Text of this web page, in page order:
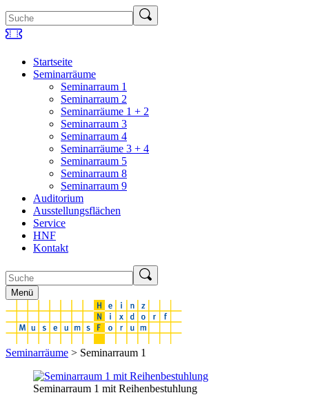
Startseite
Seminarräume
Seminarraum 1
Seminarraum 2
Seminarräume 1 + 2
Seminarraum 3
Seminarraum 4
Seminarräume 3 + 4
Seminarraum 5
Seminarraum 8
Seminarraum 9
Auditorium
Ausstellungsflächen
Service
HNF
Kontakt
Menü
Seminarräume > Seminarraum 1
Seminarraum 1 mit Reihenbestuhlung